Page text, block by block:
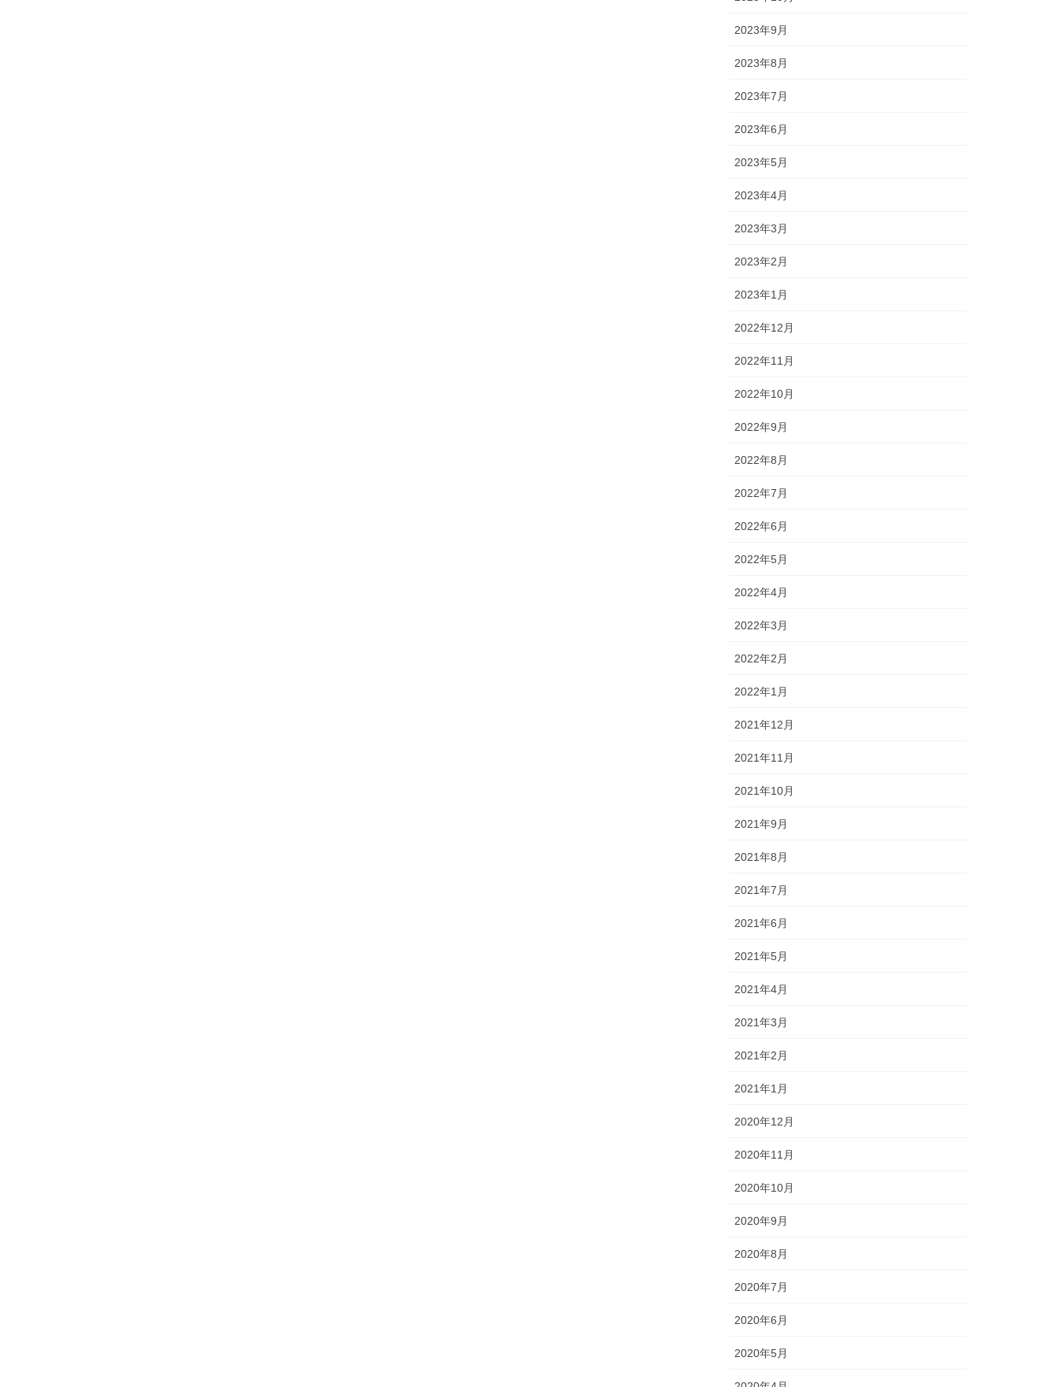
2023年9月
2023年8月
2023年7月
2023年6月
2023年5月
2023年4月
2023年3月
2023年2月
2023年1月
2022年12月
2022年11月
2022年10月
2022年9月
2022年8月
2022年7月
2022年6月
2022年5月
2022年4月
2022年3月
2022年2月
2022年1月
2021年12月
2021年11月
2021年10月
2021年9月
2021年8月
2021年7月
2021年6月
2021年5月
2021年4月
2021年3月
2021年2月
2021年1月
2020年12月
2020年11月
2020年10月
2020年9月
2020年8月
2020年7月
2020年6月
2020年5月